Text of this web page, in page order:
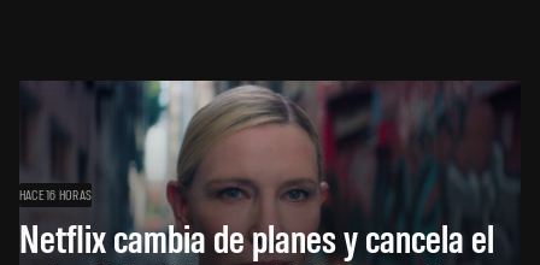
HACE 16 HORAS
Netflix cambia de planes y cancela el